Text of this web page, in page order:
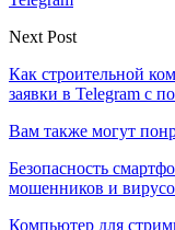
Next Post
Как строительной
заявки в Telegram с
Вам также могут
Безопасность
мошенников и
Компьютер для